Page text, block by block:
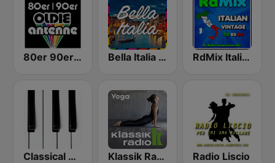
80er 90er OLDIE ANTENNE Bella Italia - von 80er 90er OLDIE ANTENNE RdMix Italian Vintage 70 80 90
Classical Horizon Radio (International) Klassik Radio Yoga Radio Liscio